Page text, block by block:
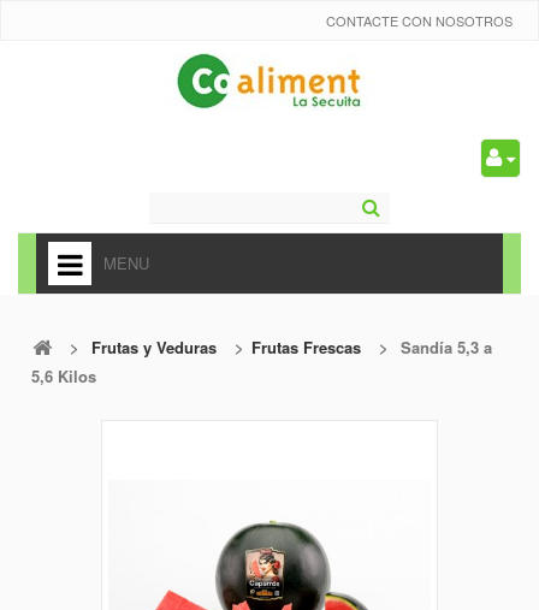
CONTACTE CON NOSOTROS
MENU
+
ALIMENTACIÓN
> Frutas y Veduras > Frutas Frescas >
Sandía 5,3 a
5,6 Kilos